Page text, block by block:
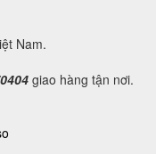
Nam.
giao hàng tận nơi.